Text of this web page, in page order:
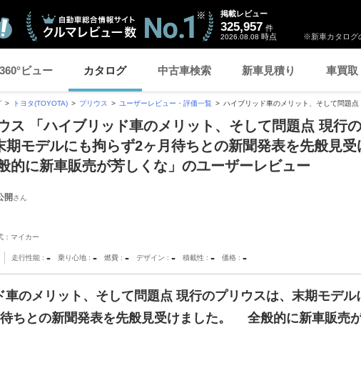
※新車カタログ
掲載レビュー
325,957 件
2026.08.08 時点
360°ビュー カタログ 中古車検索 新車見積り 車買取
トヨタ(TOYOTA) プリウス ユーザーレビュー・評価一覧 ハイブリッド車のメリット、そして問題点
ス 「ハイブリッド車のメリット、そして問題点 現行
期モデルにも拘らず2ヶ月待ちとの新聞発表を先般見受
に新車販売が芳しくな」のユーザーレビュー
開さん
：マイカー
走行性能 - 乗り心地 - 燃費 - デザイン - 積載性 - 価格 -
車のメリット、そして問題点 現行のプリウスは、末期モデル
ちとの新聞発表を先般見受けました。 全般的に新車販売